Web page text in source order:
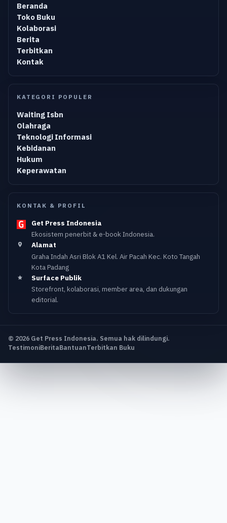
Beranda
Toko Buku
Kolaborasi
Berita
Terbitkan
Kontak
KATEGORI POPULER
Waiting Isbn
Olahraga
Teknologi Informasi
Kebidanan
Hukum
Keperawatan
KONTAK & PROFIL
Get Press Indonesia
Ekosistem penerbit & e-book Indonesia.
Alamat
Graha Indah Asri Blok A1 Kel. Air Pacah Kec. Koto Tangah
Kota Padang
Surface Publik
Storefront, kolaborasi, member area, dan dukungan
editorial.
© 2026 Get Press Indonesia. Semua hak dilindungi.
TestimoniBeritaBantuanTerbitkan Buku